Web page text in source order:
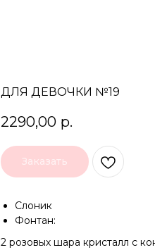
ДЛЯ ДЕВОЧКИ №19
2290,00 р.
Заказать
Слоник
Фонтан:
2 розовых шара кристалл с